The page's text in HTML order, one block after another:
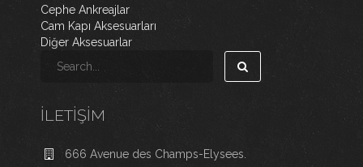
Cephe Ankreajlar
Cam Kapı Aksesuarları
Diğer Aksesuarlar
İLETIŞIM
666 Avenue des Champs-Elysees.